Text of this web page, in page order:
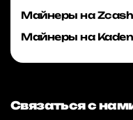
Майнеры на Zcash
Майнеры на
Связаться с